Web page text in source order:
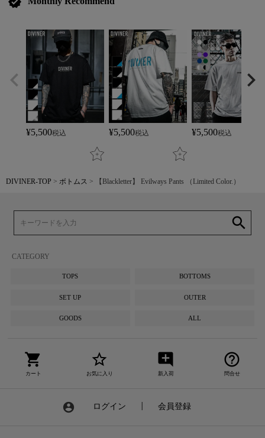
¥5,500税込 ¥5,500税込 ¥5,500税込
DIVINER-TOP ボトムス 【Blackletter】 Evilways Pants （Limited Color.）
search
CATEGORY
TOPS BOTTOMS
SET UP OUTER
GOODS ALL
shopping_cart
カート
star_border
お気に入り
add_comment
新入荷
help_outline
問合せ
account_circle ログイン 会員登録